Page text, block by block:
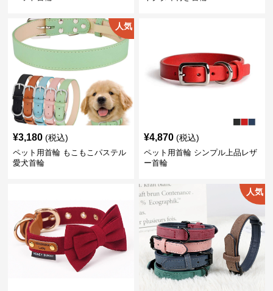
人気
¥3,180 (税込)
ペット用首輪 もこもこパステル
愛犬首輪
¥4,870 (税込)
ペット用首輪 シンプル上品レザ
ー首輪
人気